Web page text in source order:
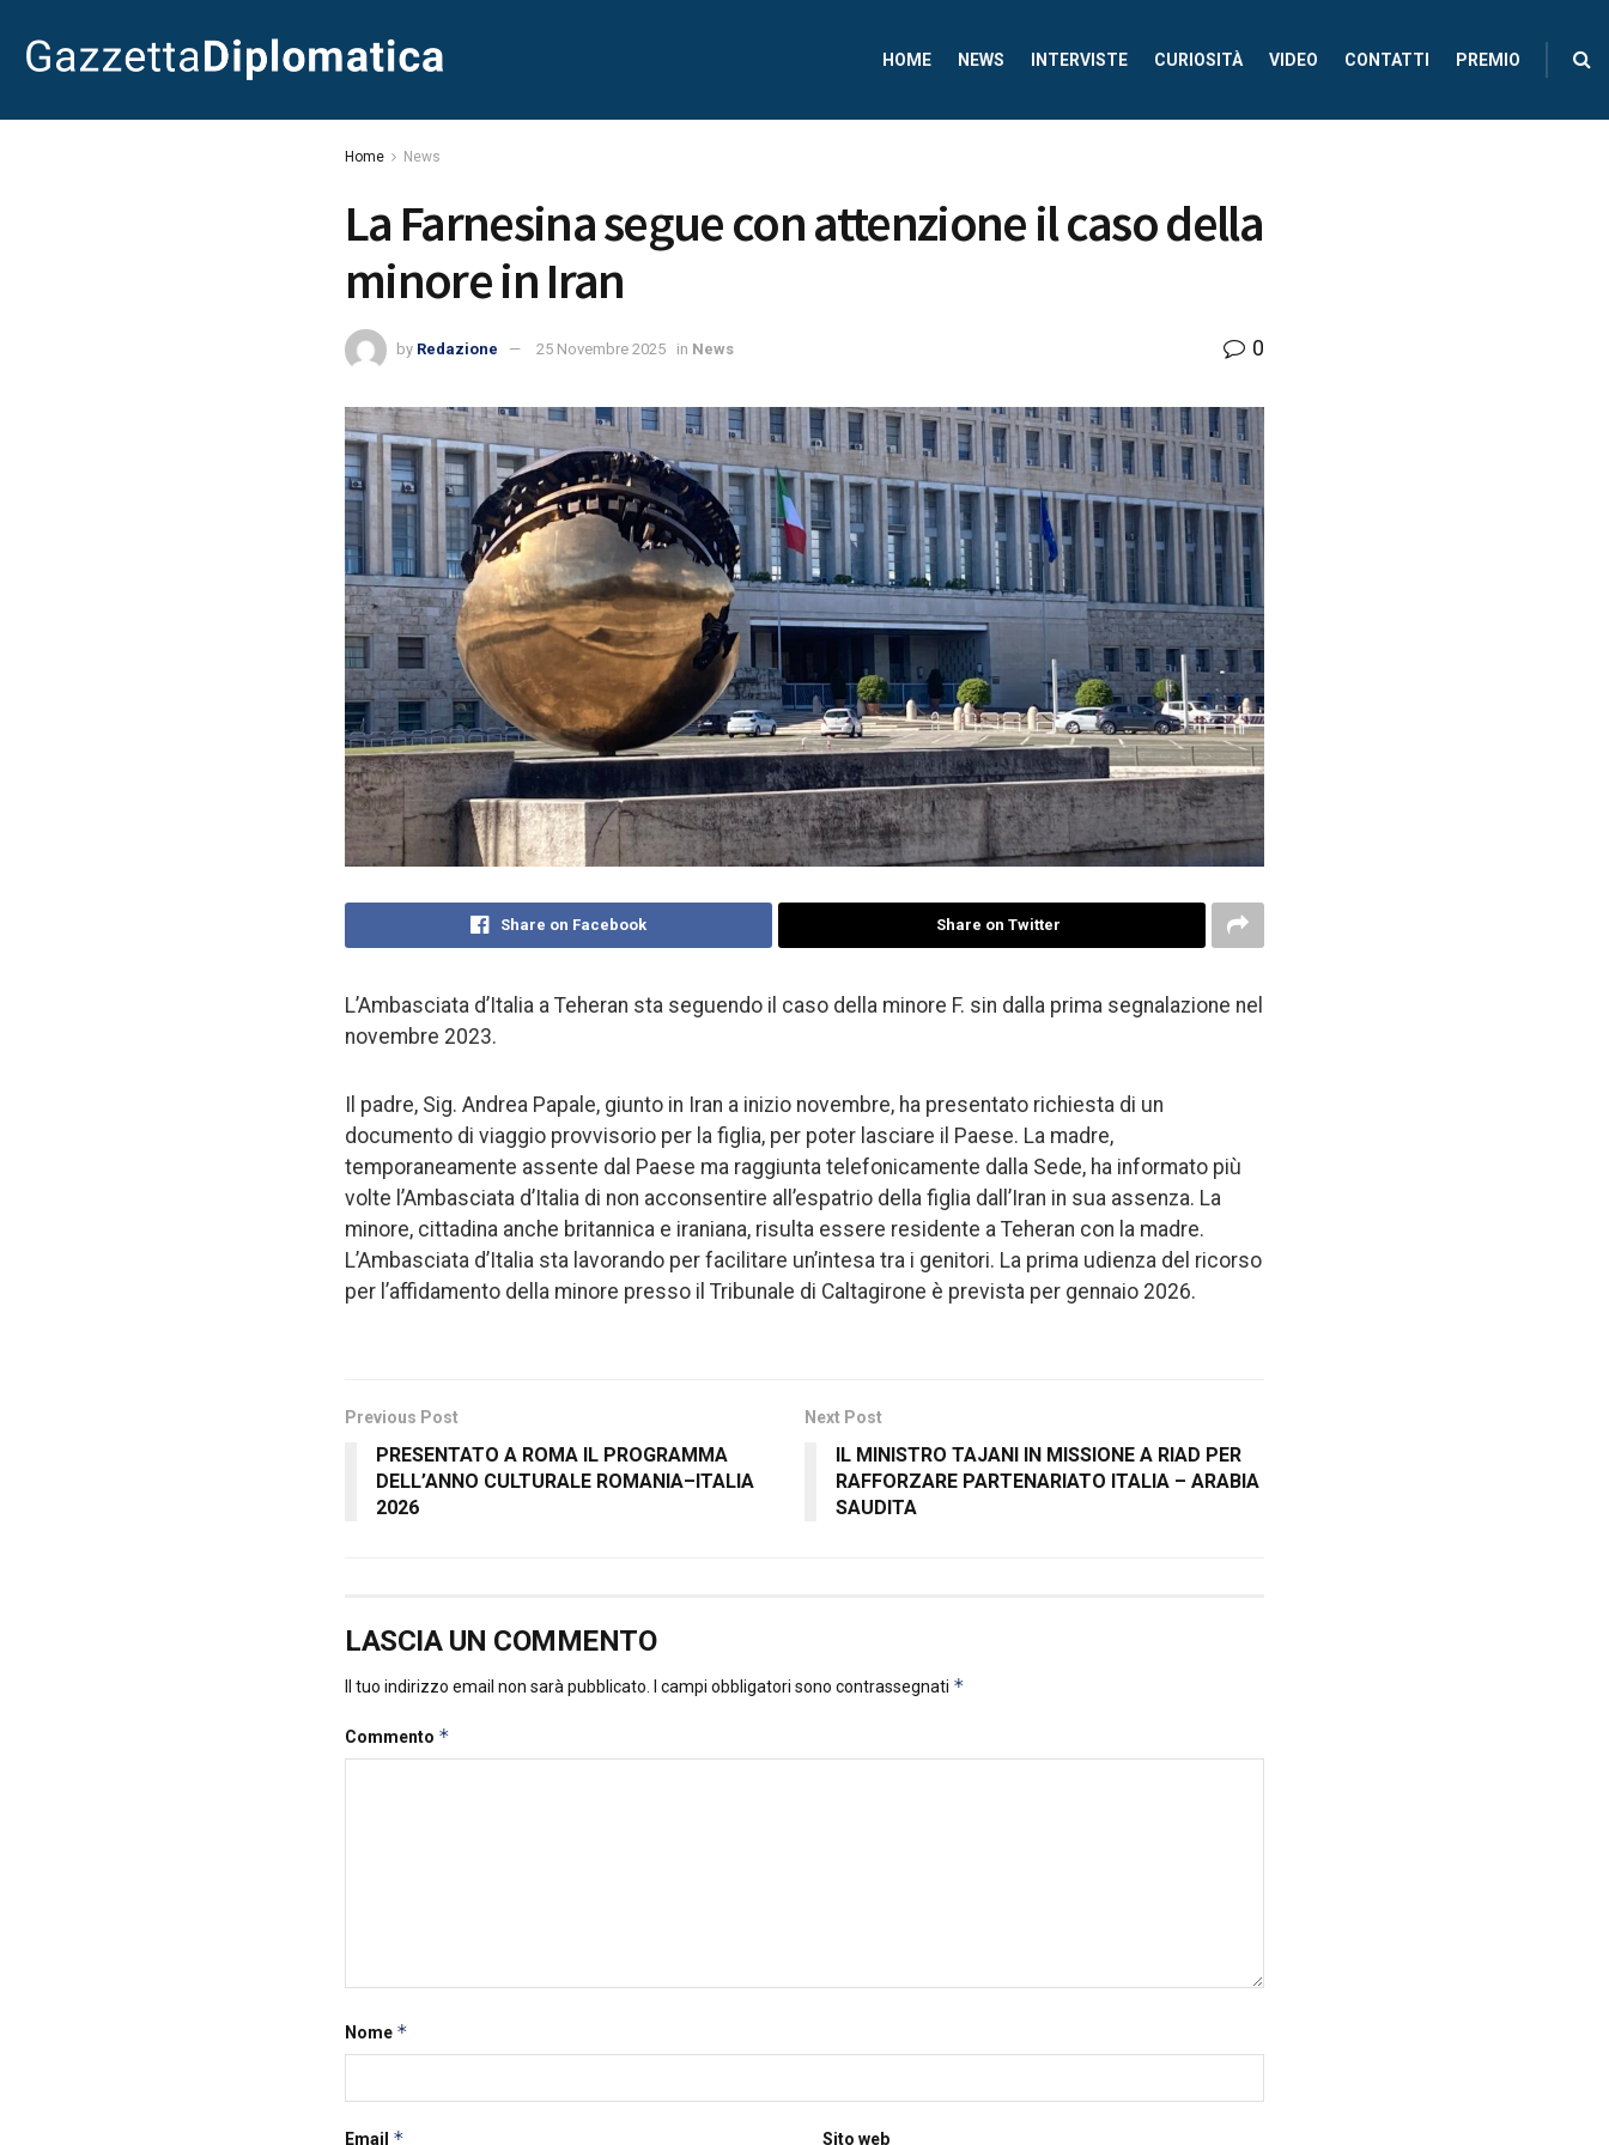
HOME NEWS INTERVISTE CURIOSITÀ VIDEO CONTATTI PREMIO
Home News
La Farnesina segue con attenzione il caso della
minore in Iran
by Redazione 25 Novembre 2025 in News 0
Share on Facebook Share on Twitter
L’Ambasciata d’Italia a Teheran sta seguendo il caso della minore F. sin dalla prima segnalazione nel
novembre 2023.
Il padre, Sig. Andrea Papale, giunto in Iran a inizio novembre, ha presentato richiesta di un
documento di viaggio provvisorio per la figlia, per poter lasciare il Paese. La madre,
temporaneamente assente dal Paese ma raggiunta telefonicamente dalla Sede, ha informato più
volte l’Ambasciata d’Italia di non acconsentire all’espatrio della figlia dall’Iran in sua assenza. La
minore, cittadina anche britannica e iraniana, risulta essere residente a Teheran con la madre.
L’Ambasciata d’Italia sta lavorando per facilitare un’intesa tra i genitori. La prima udienza del ricorso
per l’affidamento della minore presso il Tribunale di Caltagirone è prevista per gennaio 2026.
Previous Post
PRESENTATO A ROMA IL PROGRAMMA
DELL’ANNO CULTURALE ROMANIA–ITALIA
2026
Next Post
IL MINISTRO TAJANI IN MISSIONE A RIAD PER
RAFFORZARE PARTENARIATO ITALIA – ARABIA
SAUDITA
LASCIA UN COMMENTO
Il tuo indirizzo email non sarà pubblicato. I campi obbligatori sono contrassegnati *
Commento *
Nome *
Email * Sito web